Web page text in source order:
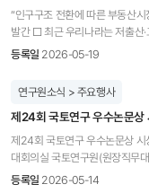
“인구구조 전환에 따른 부동산
발간 □ 최근 우리나라는 저출산
감소와 노년부양비 상승이 동시
박진백 부연구위원과 연구진(김
은 국토정책Brief 제1063호 「인
인구구조 전환이 부동산시장 전
지속가능성 제고를 위한 정책
인구구조 전환이 주택수요, 자
걸쳐 구조적 변화를 야기하고 있
등록일 2026-05-19
연구원소식 > 주요행사
제24회 국토연구 우수논문상
제24회 국토연구 우수논문상
대회의실 국토연구원(원장직무
제24회 국토연구 우수논문상 시
등록일 2026-05-14